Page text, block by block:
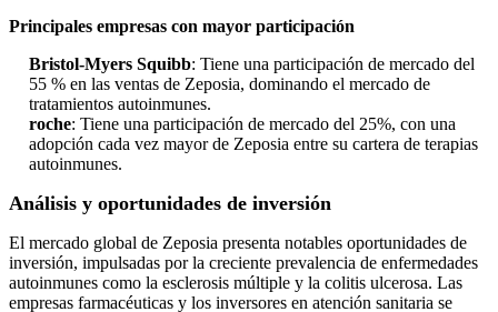
Principales empresas con mayor participación
Bristol-Myers Squibb: Tiene una participación de mercado del
55 % en las ventas de Zeposia, dominando el mercado de
tratamientos autoinmunes.
roche: Tiene una participación de mercado del 25%, con una
adopción cada vez mayor de Zeposia entre su cartera de terapias
autoinmunes.
Análisis y oportunidades de inversión
El mercado global de Zeposia presenta notables oportunidades de
inversión, impulsadas por la creciente prevalencia de enfermedades
autoinmunes como la esclerosis múltiple y la colitis ulcerosa. Las
empresas farmacéuticas y los inversores en atención sanitaria se